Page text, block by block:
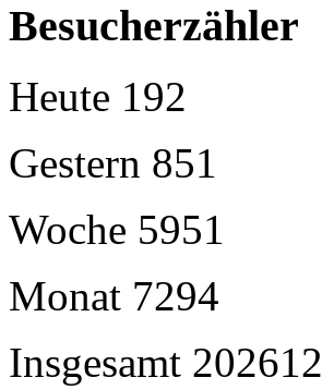
Besucherzähler
Heute 192
Gestern 851
Woche 5951
Monat 7294
Insgesamt 202612